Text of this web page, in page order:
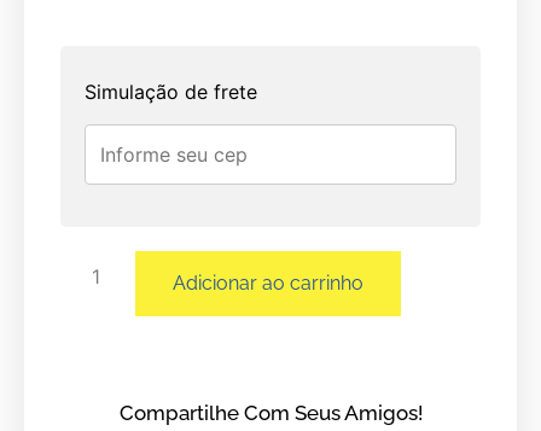
Simulação de frete
Adicionar ao carrinho
Compartilhe Com Seus Amigos!